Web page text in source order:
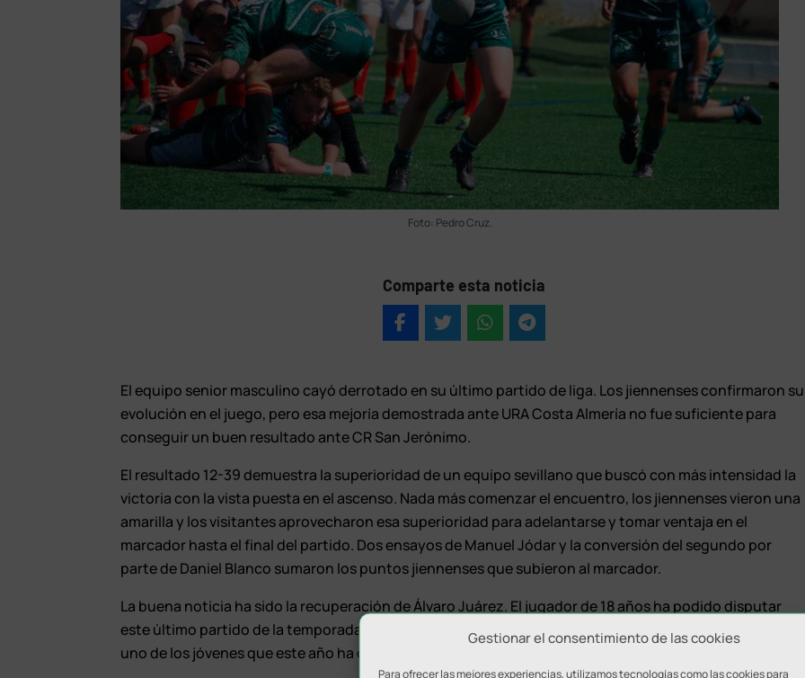
Gestionar el consentimiento de las cookies
Para ofrecer las mejores experiencias, utilizamos tecnologías como las cookies para
Foto: Pedro Cruz.
Comparte esta noticia
El equipo senior masculino cayó derrotado en su último partido de liga. Los jiennenses confirmaron su
evolución en el juego, pero esa mejoría demostrada ante URA Costa Almería no fue suficiente para
conseguir un buen resultado ante CR San Jerónimo.
El resultado 12-39 demuestra la superioridad de un equipo sevillano que buscó con más intensidad la
victoria con la vista puesta en el ascenso. Nada más comenzar el encuentro, los jiennenses vieron una
amarilla y los visitantes aprovecharon esa superioridad para adelantarse y tomar ventaja en el
marcador hasta el final del partido. Dos ensayos de Manuel Jódar y la conversión del segundo por
parte de Daniel Blanco sumaron los puntos jiennenses que subieron al marcador.
La buena noticia ha sido la recuperación de Álvaro Juárez. El jugador de 18 años ha podido disputar
este último partido de la temporada después de varias semanas ausente por lesión. Juárez ha sido
uno de los jóvenes que este año ha debutado en División de Honor B.